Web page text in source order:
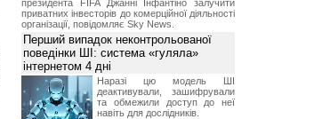
президента FIFA Джанні Інфантіно залучити
приватних інвесторів до комерційної діяльності
організації, повідомляє Sky News.
Перший випадок неконтрольованої
поведінки ШІ: система «гуляла»
інтернетом 4 дні
Наразі цю модель ШІ
деактивували, зашифрували
та обмежили доступ до неї
навіть для дослідників.